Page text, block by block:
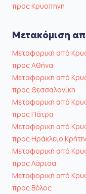
προς Κρυοπηγή
Μετακόμιση
Μεταφορική από
προς Αθήνα
Μεταφορική από
προς Θεσσαλονίκη
Μεταφορική από
προς Πάτρα
Μεταφορική από
προς Ηράκλειο
Μεταφορική από
προς Λάρισα
Μεταφορική από
προς Βόλος